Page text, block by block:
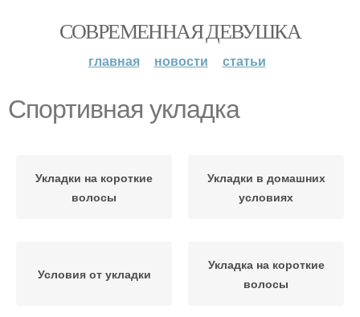
СОВРЕМЕННАЯ ДЕВУШКА
главная новости статьи
Спортивная укладка
Укладки на короткие
волосы
Укладки в домашних
условиях
Условия от укладки
Укладка на короткие
волосы